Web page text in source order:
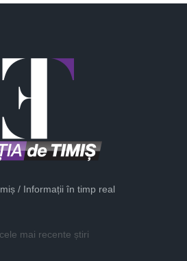
/ Informații în timp real
mai recente știri